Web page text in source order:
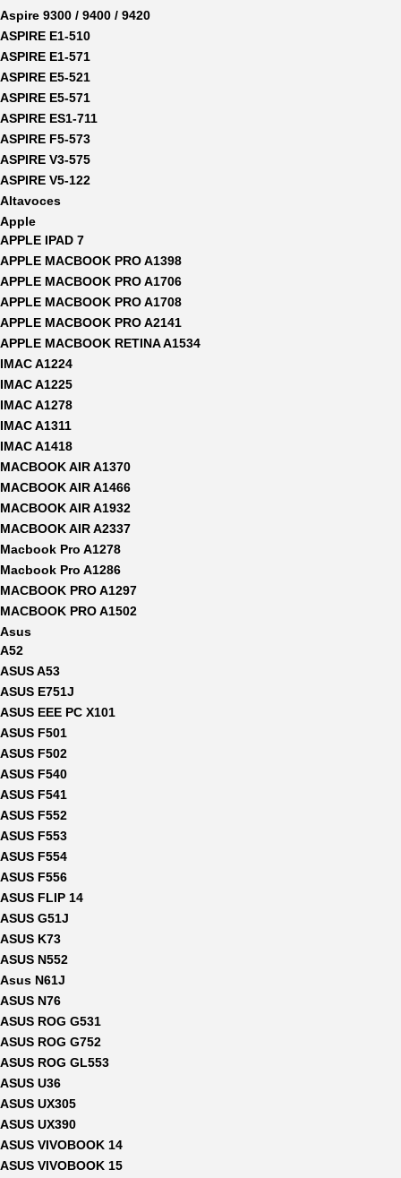
Aspire 9300 / 9400 / 9420
ASPIRE E1-510
ASPIRE E1-571
ASPIRE E5-521
ASPIRE E5-571
ASPIRE ES1-711
ASPIRE F5-573
ASPIRE V3-575
ASPIRE V5-122
Altavoces
Apple
APPLE IPAD 7
APPLE MACBOOK PRO A1398
APPLE MACBOOK PRO A1706
APPLE MACBOOK PRO A1708
APPLE MACBOOK PRO A2141
APPLE MACBOOK RETINA A1534
IMAC A1224
IMAC A1225
IMAC A1278
IMAC A1311
IMAC A1418
MACBOOK AIR A1370
MACBOOK AIR A1466
MACBOOK AIR A1932
MACBOOK AIR A2337
Macbook Pro A1278
Macbook Pro A1286
MACBOOK PRO A1297
MACBOOK PRO A1502
Asus
A52
ASUS A53
ASUS E751J
ASUS EEE PC X101
ASUS F501
ASUS F502
ASUS F540
ASUS F541
ASUS F552
ASUS F553
ASUS F554
ASUS F556
ASUS FLIP 14
ASUS G51J
ASUS K73
ASUS N552
Asus N61J
ASUS N76
ASUS ROG G531
ASUS ROG G752
ASUS ROG GL553
ASUS U36
ASUS UX305
ASUS UX390
ASUS VIVOBOOK 14
ASUS VIVOBOOK 15